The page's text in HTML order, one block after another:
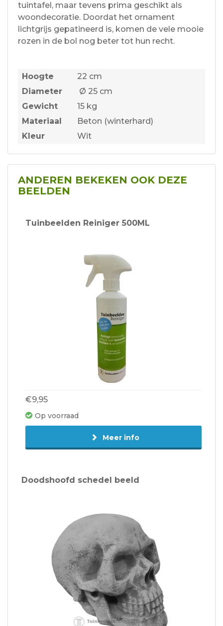
tuintafel, maar tevens prima geschikt als
woondecoratie. Doordat het ornament
lichtgrijs gepatineerd is, komen de vele mooie
rozen in de bol nog beter tot hun recht.
Hoogte
22 cm
Diameter
Ø 25 cm
Gewicht
15 kg
Materiaal
Beton (winterhard)
Kleur
Wit
ANDEREN BEKEKEN OOK DEZE
BEELDEN
Tuinbeelden Reiniger 500ML
€9,95
Op voorraad
Meer info
Doodshoofd schedel beeld